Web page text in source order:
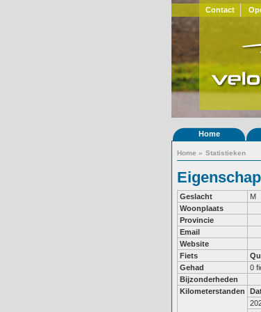
Contact
Home
Home » Statistieken
Geslacht
M
Woonplaats
Provincie
Email
Website
Fiets
Gehad
0
Bijzonderheden
Kilometerstanden